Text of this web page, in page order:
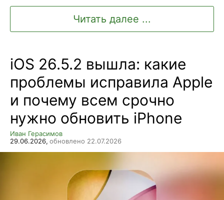
Читать далее ...
iOS 26.5.2 вышла: какие
проблемы исправила Apple
и почему всем срочно
нужно обновить iPhone
Иван Герасимов
29.06.2026, обновлено 22.07.2026